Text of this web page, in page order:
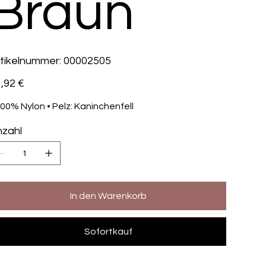
Artikelnummer:
00002505
00002505
€
Nylon • Pelz: Kaninchenfell
In den Warenkorb
Sofortkauf